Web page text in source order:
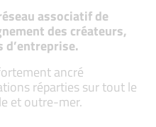
associatif de
des créateurs,
d’entreprise.
ancré
réparties sur tout le
et outre-mer.